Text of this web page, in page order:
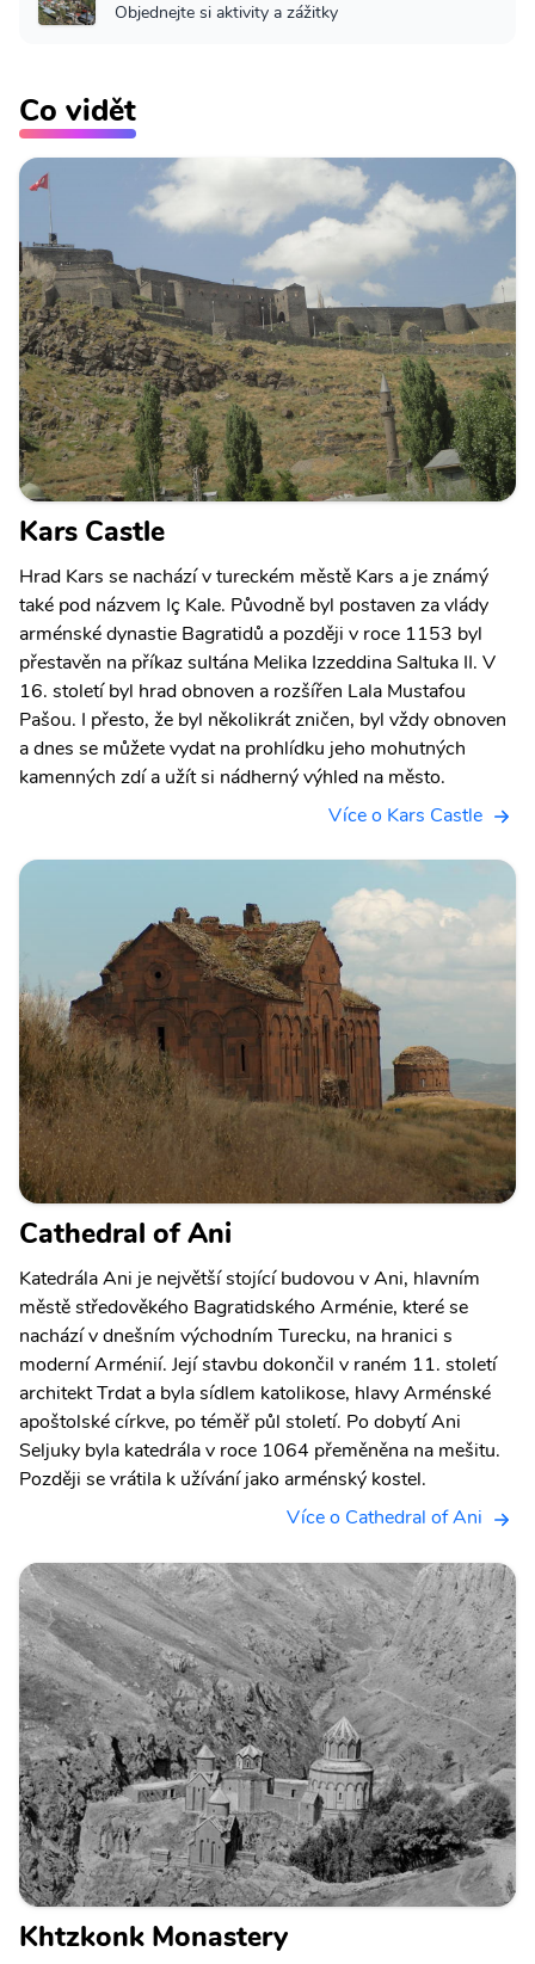
Objednejte si aktivity a zážitky
Co vidět
Kars Castle
Hrad Kars se nachází v tureckém městě Kars a je známý
také pod názvem Iç Kale. Původně byl postaven za vlády
arménské dynastie Bagratidů a později v roce 1153 byl
přestavěn na příkaz sultána Melika Izzeddina Saltuka II. V
16. století byl hrad obnoven a rozšířen Lala Mustafou
Pašou. I přesto, že byl několikrát zničen, byl vždy obnoven
a dnes se můžete vydat na prohlídku jeho mohutných
kamenných zdí a užít si nádherný výhled na město.
Více o Kars Castle
Cathedral of Ani
Katedrála Ani je největší stojící budovou v Ani, hlavním
městě středověkého Bagratidského Arménie, které se
nachází v dnešním východním Turecku, na hranici s
moderní Arménií. Její stavbu dokončil v raném 11. století
architekt Trdat a byla sídlem katolikose, hlavy Arménské
apoštolské církve, po téměř půl století. Po dobytí Ani
Seljuky byla katedrála v roce 1064 přeměněna na mešitu.
Později se vrátila k užívání jako arménský kostel.
Více o Cathedral of Ani
Khtzkonk Monastery